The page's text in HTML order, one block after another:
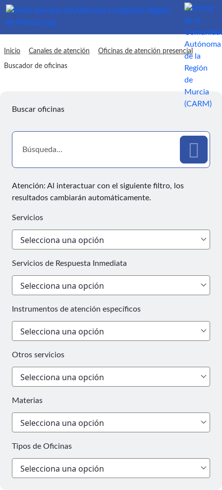
sac Buscador de oficinas
Inicio Canales de atención Oficinas de atención presencial
Buscador de oficinas
Buscar oficinas
Atención: Al interactuar con el siguiente filtro, los
resultados cambiarán automáticamente.
Servicios
Servicios de Respuesta Inmediata
Instrumentos de atención específicos
Otros servicios
Materias
Tipos de Oficinas